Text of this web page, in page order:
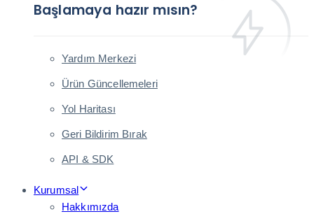
Başlamaya hazır mısın?
Yardım Merkezi
Ürün Güncellemeleri
Yol Haritası
Geri Bildirim Bırak
API & SDK
Kurumsal
Hakkımızda